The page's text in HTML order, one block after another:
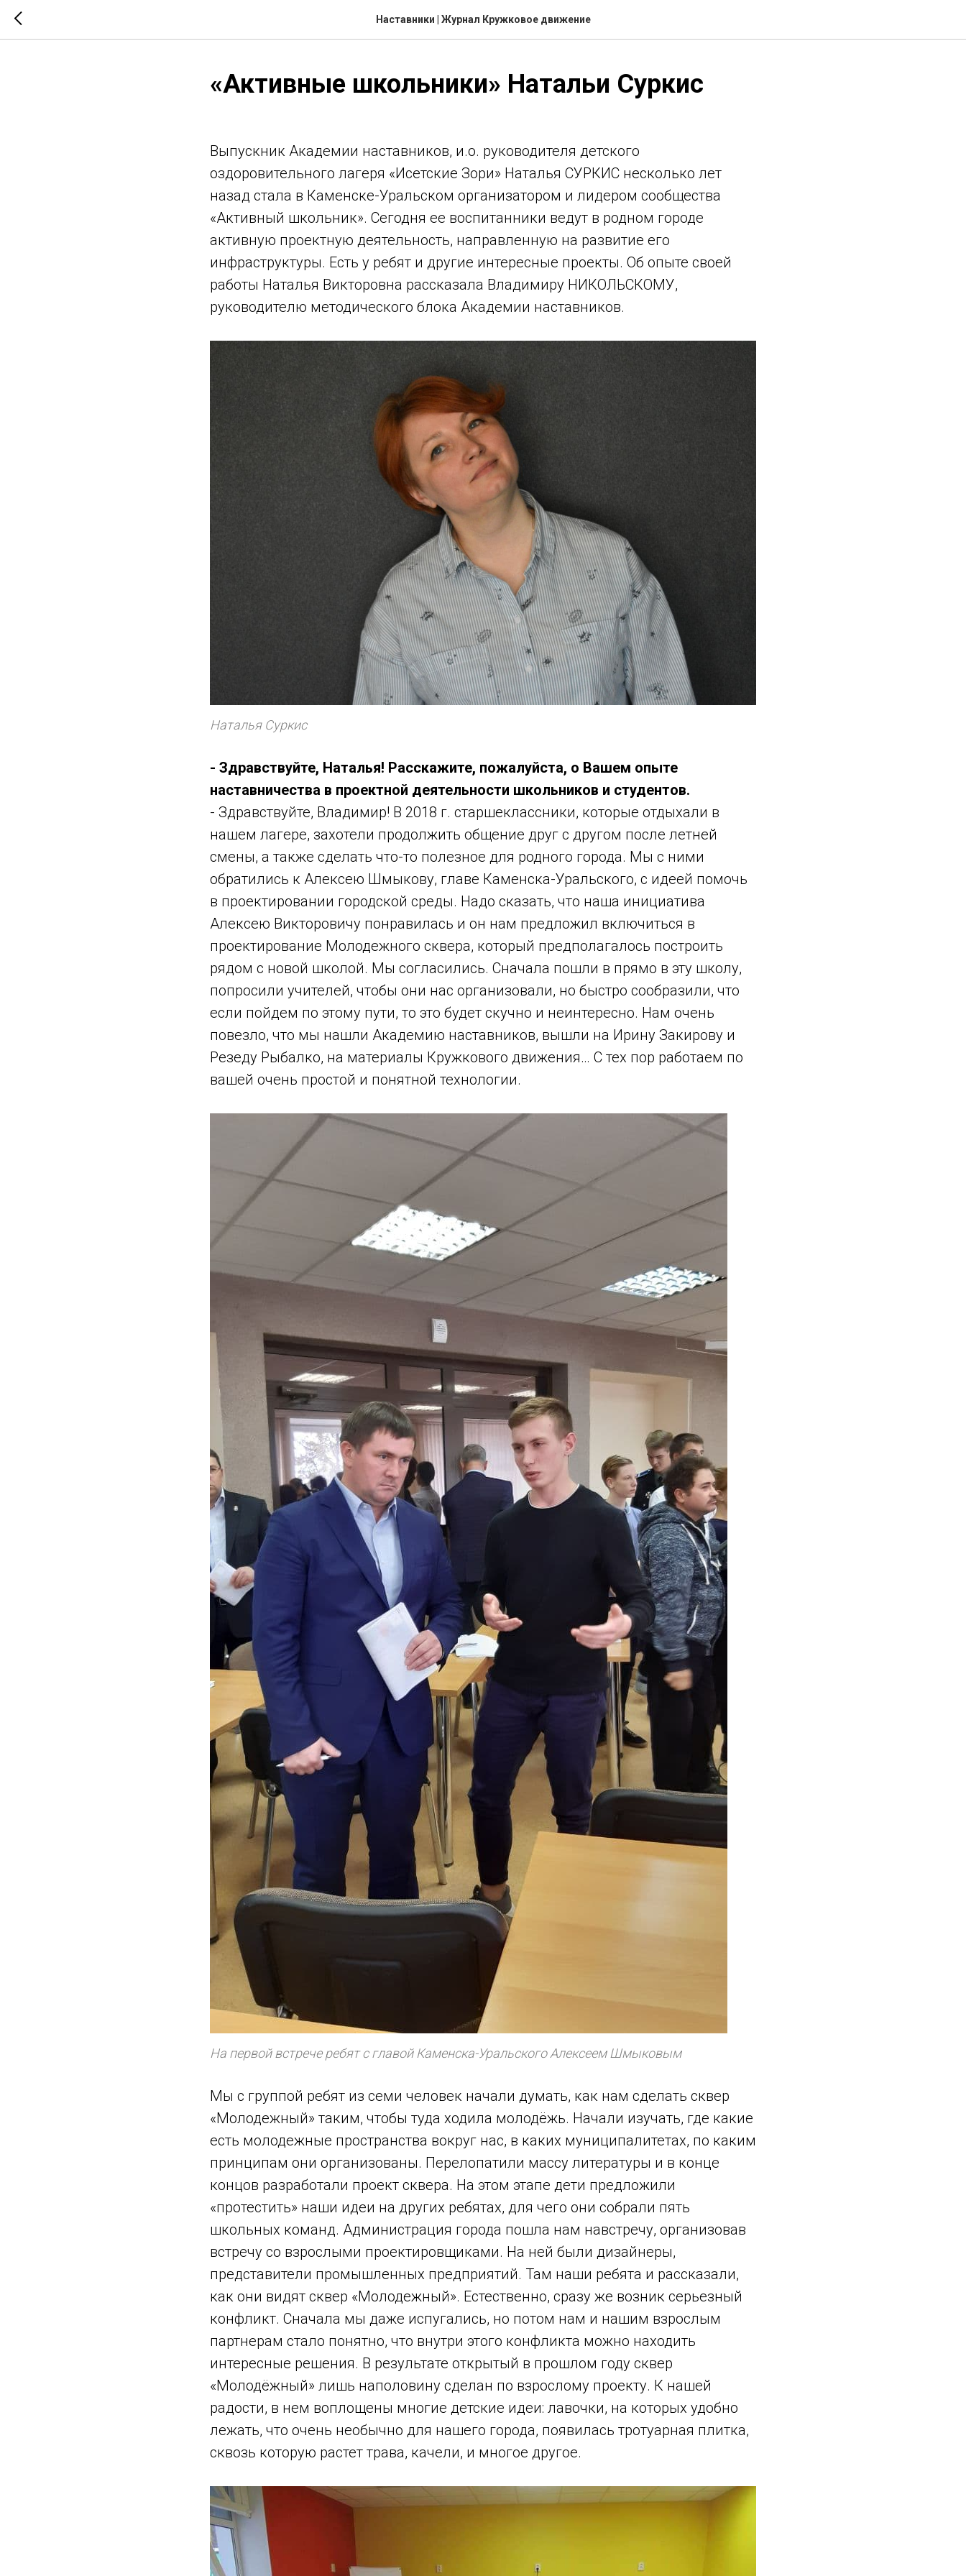
Наставники | Журнал Кружковое движение
«Активные школьники» Натальи Суркис
Выпускник Академии наставников, и.о. руководителя детского
оздоровительного лагеря «Исетские Зори» Наталья СУРКИС несколько лет
назад стала в Каменске-Уральском организатором и лидером сообщества
«Активный школьник». Сегодня ее воспитанники ведут в родном городе
активную проектную деятельность, направленную на развитие его
инфраструктуры. Есть у ребят и другие интересные проекты. Об опыте своей
работы Наталья Викторовна рассказала Владимиру НИКОЛЬСКОМУ,
руководителю методического блока Академии наставников.
Наталья Суркис
- Здравствуйте, Наталья! Расскажите, пожалуйста, о Вашем опыте
наставничества в проектной деятельности школьников и студентов.
- Здравствуйте, Владимир! В 2018 г. старшеклассники, которые отдыхали в
нашем лагере, захотели продолжить общение друг с другом после летней
смены, а также сделать что-то полезное для родного города. Мы с ними
обратились к Алексею Шмыкову, главе Каменска-Уральского, с идеей помочь
в проектировании городской среды. Надо сказать, что наша инициатива
Алексею Викторовичу понравилась и он нам предложил включиться в
проектирование Молодежного сквера, который предполагалось построить
рядом с новой школой. Мы согласились. Сначала пошли в прямо в эту школу,
попросили учителей, чтобы они нас организовали, но быстро сообразили, что
если пойдем по этому пути, то это будет скучно и неинтересно. Нам очень
повезло, что мы нашли Академию наставников, вышли на Ирину Закирову и
Резеду Рыбалко, на материалы Кружкового движения… С тех пор работаем по
вашей очень простой и понятной технологии.
На первой встрече ребят с главой Каменска-Уральского Алексеем Шмыковым
Мы с группой ребят из семи человек начали думать, как нам сделать сквер
«Молодежный» таким, чтобы туда ходила молодёжь. Начали изучать, где какие
есть молодежные пространства вокруг нас, в каких муниципалитетах, по каким
принципам они организованы. Перелопатили массу литературы и в конце
концов разработали проект сквера. На этом этапе дети предложили
«протестить» наши идеи на других ребятах, для чего они собрали пять
школьных команд. Администрация города пошла нам навстречу, организовав
встречу со взрослыми проектировщиками. На ней были дизайнеры,
представители промышленных предприятий. Там наши ребята и рассказали,
как они видят сквер «Молодежный». Естественно, сразу же возник серьезный
конфликт. Сначала мы даже испугались, но потом нам и нашим взрослым
партнерам стало понятно, что внутри этого конфликта можно находить
интересные решения. В результате открытый в прошлом году сквер
«Молодёжный» лишь наполовину сделан по взрослому проекту. К нашей
радости, в нем воплощены многие детские идеи: лавочки, на которых удобно
лежать, что очень необычно для нашего города, появилась тротуарная плитка,
сквозь которую растет трава, качели, и многое другое.